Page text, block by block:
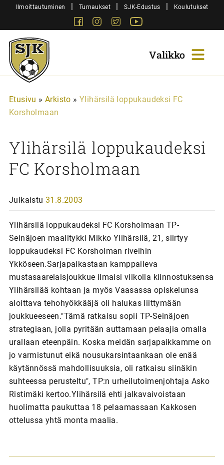
SiirryIlmoittautuminen | Turnaukset | SJK-Edustus | Koulutukset
FacebookInstagram
Twitter
Sjk-
Juniorit
Etusivu » Arkisto » Ylihärsilä loppukaudeksi FC
Korsholmaan
Ylihärsilä loppukaudeksi
FC Korsholmaan
Julkaistu 31.8.2003
Ylihärsilä loppukaudeksi FC Korsholmaan TP-
Seinäjoen maalitykki Mikko Ylihärsilä, 21, siirtyy
loppukaudeksi FC Korsholman riveihin
Ykköseen.Sarjapaikastaan kamppaileva
mustasaarelaisjoukkue ilmaisi viikolla kiinnostuksensa
Ylihärsilää kohtaan ja myös Vaasassa opiskelunsa
aloittava tehohyökkääjä oli halukas liittymään
joukkueeseen."Tämä ratkaisu sopii TP-Seinäjoen
strategiaan, jolla pyritään auttamaan pelaajia omalla
urallaan eteenpäin. Koska meidän sarjapaikkamme on
jo varmistunut eikä nousukarsintaankaan ole enää
käytännössä mahdollisuuksia, oli ratkaisu siinäkin
suhteessa perusteltu", TP:n urheilutoimenjohtaja Asko
Ristimäki kertoo.Ylihärsilä ehti jalkavaivoistaan
huolimatta paukuttaa 18 pelaamassaan Kakkosen
ottelussa yhtä monta maalia.